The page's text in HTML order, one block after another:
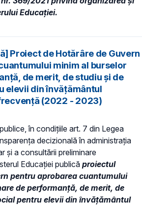
Educaţiei.
Proiect de Hotărâre de Guvern
minim al burselor
de merit, de studiu şi de
elevii din învățământul
(2022 - 2023)
în condiţiile art. 7 din Legea
decizională în administraţia
și a consultării preliminare
Educaţiei publică proiectul
pentru aprobarea cuantumului
de performanță, de merit, de
pentru elevii din învățământul